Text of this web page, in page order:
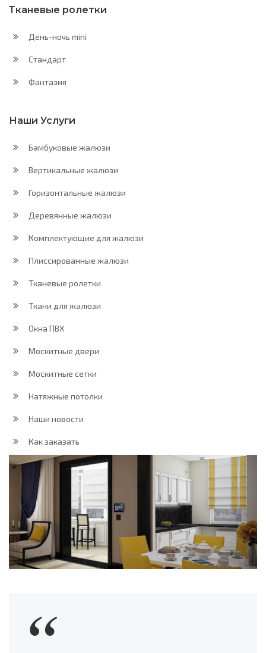
Тканевые ролетки
День-ночь mini
Стандарт
Фантазия
Наши Услуги
Бамбуковые жалюзи
Вертикальные жалюзи
Горизонтальные жалюзи
Деревянные жалюзи
Комплектующие для жалюзи
Плиссированные жалюзи
Тканевые ролетки
Ткани для жалюзи
Окна ПВХ
Москитные двери
Москитные сетки
Натяжные потолки
Наши новости
Как заказать